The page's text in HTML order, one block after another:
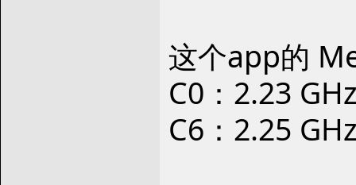
这个app的
C0：2.23
C6：2.25